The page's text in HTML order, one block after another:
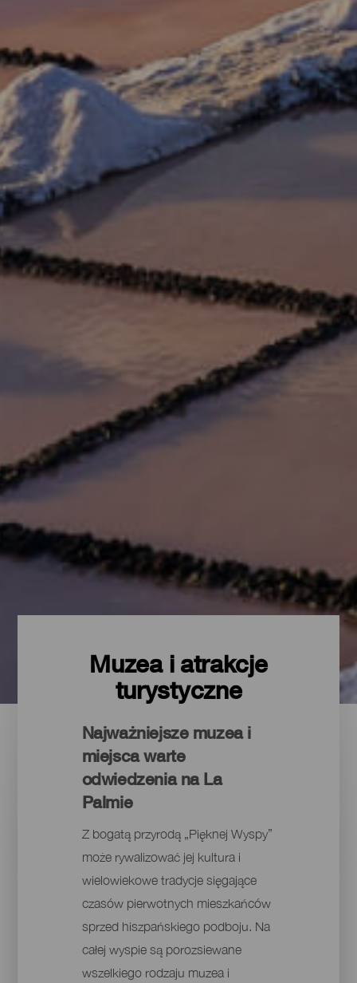
Muzea i atrakcje
turystyczne
Najważniejsze muzea i
miejsca warte
odwiedzenia na La
Palmie
Z bogatą przyrodą „Pięknej Wyspy”
może rywalizować jej kultura i
wielowiekowe tradycje sięgające
czasów pierwotnych mieszkańców
sprzed hiszpańskiego podboju. Na
całej wyspie są porozsiewane
wszelkiego rodzaju muzea i